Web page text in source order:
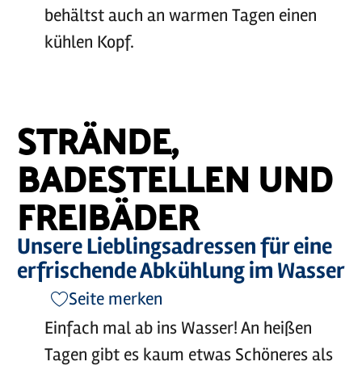
behältst auch an warmen Tagen einen
kühlen Kopf.
STRÄNDE,
BADESTELLEN UND
FREIBÄDER
Unsere Lieblingsadressen für eine
erfrischende Abkühlung im Wasser
Seite merken
Einfach mal ab ins Wasser! An heißen
Tagen gibt es kaum etwas Schöneres als